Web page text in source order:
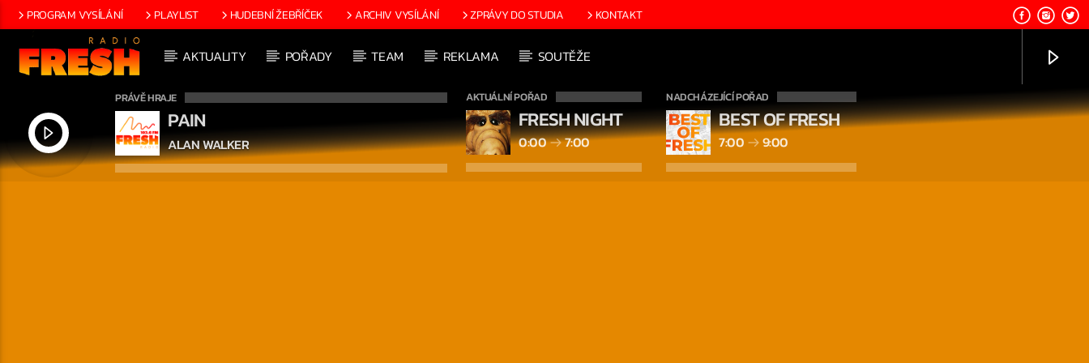
PROGRAM VYSÍLÁNÍ PLAYLIST HUDEBNÍ ŽEBŘÍČEK ARCHIV VYSÍLÁNÍ ZPRÁVY DO STUDIA KONTAKT
AKTUALITY POŘADY TEAM REKLAMA SOUTĚŽE
PRÁVĚ HRAJE
PAIN
ALAN WALKER
AKTUÁLNÍ POŘAD
FRESH NIGHT
0:00 7:00
NADCHÁZEJÍCÍ POŘAD
BEST OF FRESH
7:00 9:00